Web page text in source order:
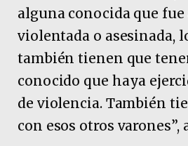
alguna conocida que fue
violentada o asesinada,
también tienen que
conocido que haya
de violencia. También
con esos otros varones”,